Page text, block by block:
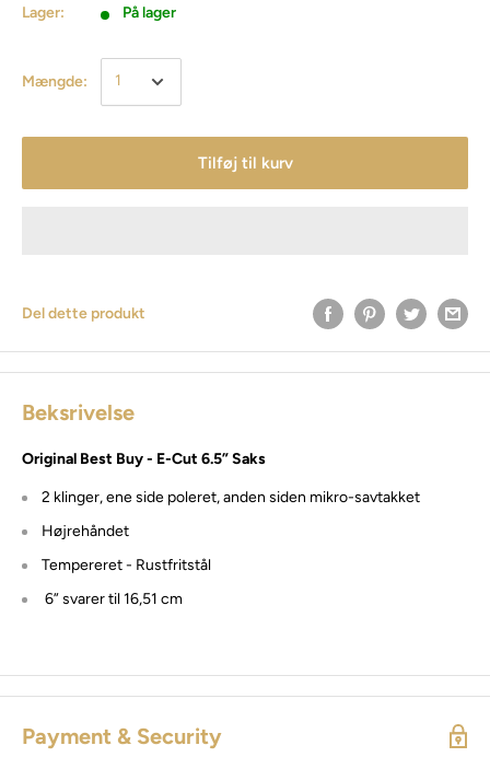
Lager: På lager
Mængde:
Tilføj til kurv
Del dette produkt
Beksrivelse
Original Best Buy - E-Cut 6.5” Saks
2 klinger, ene side poleret, anden siden mikro-savtakket
Højrehåndet
Tempereret - Rustfritstål
6” svarer til 16,51 cm
Payment & Security